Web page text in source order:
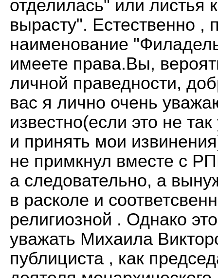
отделилась" или листья
вырасту". Естественно ,
наименование
имеете права.Вы,
личной праведности,
вас я лично очень
известно(если это не
и принять мои
не примкнул вместе с
а следовательно, а
в расколе и
религиозной . Однако
уважать Михаила
публициста , как